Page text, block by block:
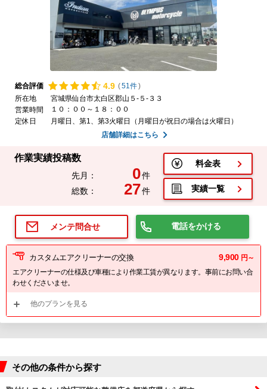
総合評価 4.9 (51件)
所在地
宮城県仙台市太白区郡山５-５-３３
営業時間
１０：００～１８：００
定休日
月曜日、第1、第3火曜日（月曜日が祝日の場合は火曜日）
店舗詳細はこちら
作業実績投稿数
先月： 0件
総数：
27件
料金表
実績一覧
メンテ問合せ 電話をかける
カスタムエアクリーナーの交換 9,900 円～
エアクリーナーの仕様及び車種により作業工賃が異なります。事前にお問い合
わせくださいませ。
他のプランを見る
その他の条件から探す